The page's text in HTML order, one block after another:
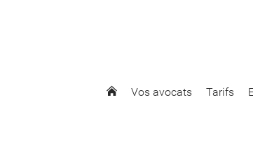
Vos avocats Tarifs